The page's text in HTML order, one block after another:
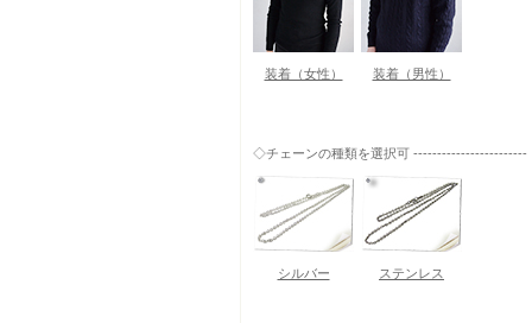
装着（女性） 装着（男性）
◇チェーンの種類を選択可 ------------------------
シルバー ステンレス